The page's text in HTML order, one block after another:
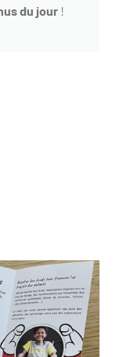
du jour!